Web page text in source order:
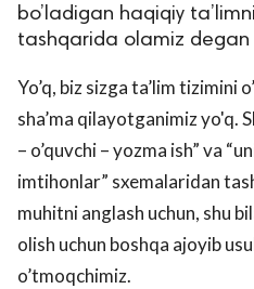
защищены.
bo’ladigan haqiqiy
tashqarida olamiz degan
Yo’q, biz sizga ta’lim tizimini
sha’ma qilayotganimiz yo'q.
– o’quvchi – yozma ish” va
imtihonlar” sxemalaridan
muhitni anglash uchun, shu
olish uchun boshqa ajoyib
o’tmoqchimiz.